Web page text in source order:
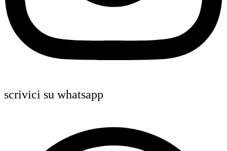
scrivici su whatsapp